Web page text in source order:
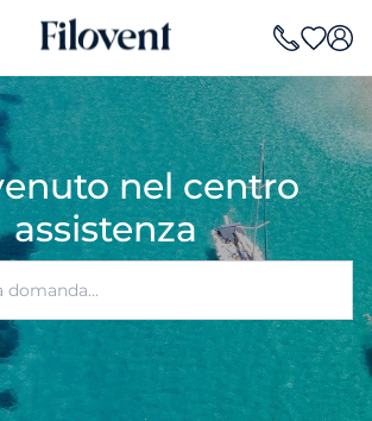
nel centro
assistenza